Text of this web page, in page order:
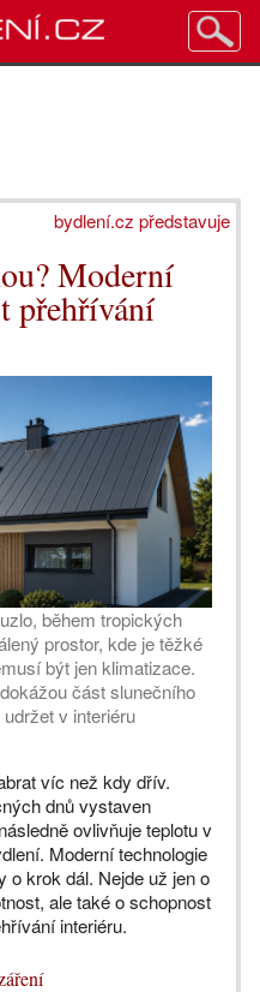
bydlení.cz představuje
Moderní
přehřívání
během tropických
prostor, kde je těžké
být jen klimatizace.
část slunečního
v interiéru
víc než kdy dřív.
dnů vystaven
ovlivňuje teplotu v
Moderní technologie
o krok dál. Nejde už jen o
ale také o schopnost
interiéru.